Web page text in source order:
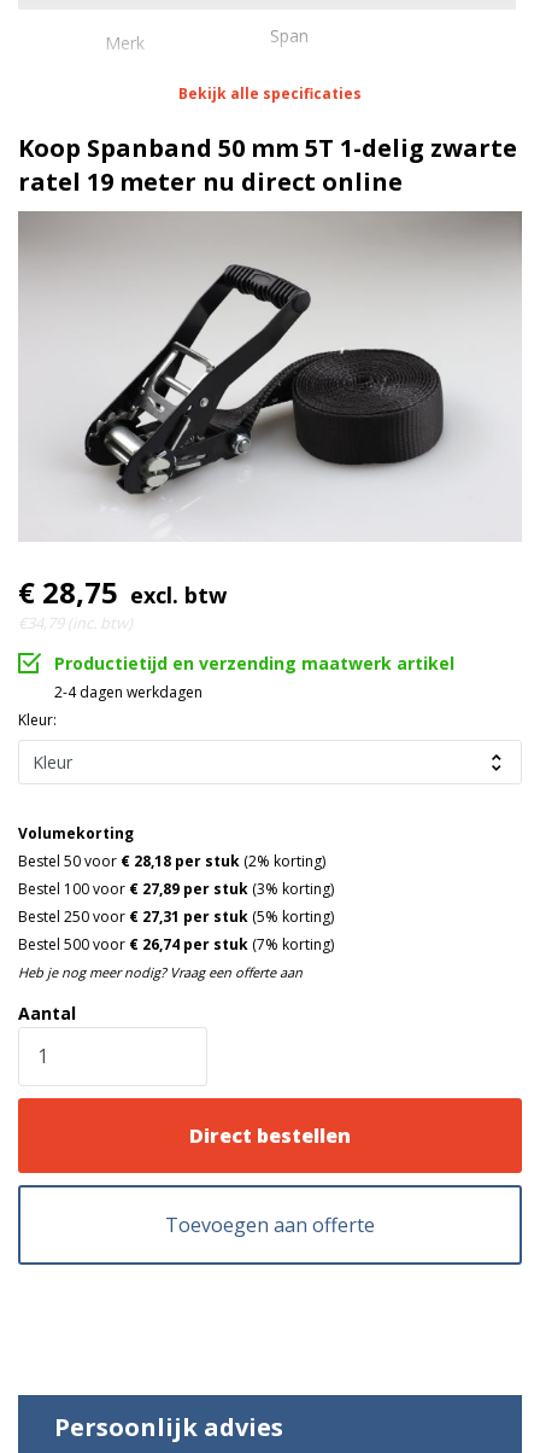
Merk Span
ratel 19 meter
Lengte 1 meter
350 daN
Werklast 5000 kg
Ratel Standaard ratel zwart
Bekijk alle specificaties
Koop Spanband 50 mm 5T 1-delig zwarte
ratel 19 meter nu direct online
€ 28,75 excl. btw
€34,79 (inc. btw)
Productietijd en verzending maatwerk artikel
2-4 dagen werkdagen
Kleur:
Aantal
Volumekorting
Bestel 50 voor € 28,18 per stuk (2% korting)
Bestel 100 voor € 27,89 per stuk (3% korting)
Bestel 250 voor € 27,31 per stuk (5% korting)
Bestel 500 voor € 26,74 per stuk (7% korting)
Heb je nog meer nodig? Vraag een offerte aan
Direct bestellen
Toevoegen aan offerte
Persoonlijk advies